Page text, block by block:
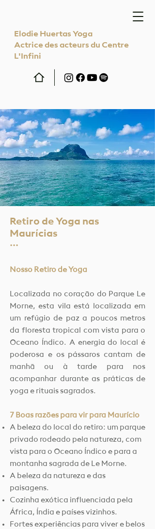
Elodie Huertas Yoga
Actrice des acteurs du Centre
L'Infini
Retiro de Yoga nas
Maurícias
···
Nosso Retiro de Yoga
Localizada no coração do Parque Le
Morne, esta vila está localizada em
um refúgio de paz a poucos metros
da floresta tropical com vista para o
Oceano Índico. A energia do local é
poderosa e os pássaros cantam de
manhã ou à tarde para nos
acompanhar durante as práticas de
yoga e rituais sagrados.
7 ​Boas razões para vir para Maurício
A beleza do local do retiro: um parque
privado rodeado pela natureza, com
vista para o Oceano Índico e para a
montanha sagrada de Le Morne.
A beleza da natureza e das
paisagens.
Cozinha exótica influenciada pela
África, Índia e países vizinhos.
Fortes experiências para viver e belos